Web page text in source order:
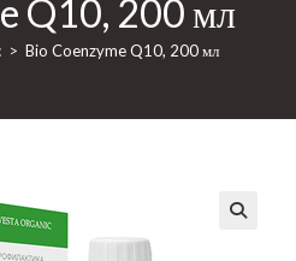
Q10, 200 мл
> Bio Coenzyme Q10, 200 мл